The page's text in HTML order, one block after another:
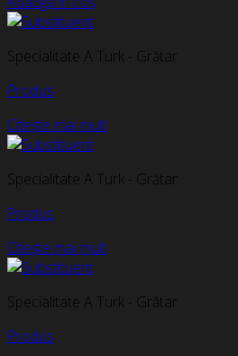
Specialitate A Turk - Grătar
Produs
Citește mai mult
Specialitate A Turk - Grătar
Produs
Citește mai mult
Specialitate A Turk - Grătar
Produs